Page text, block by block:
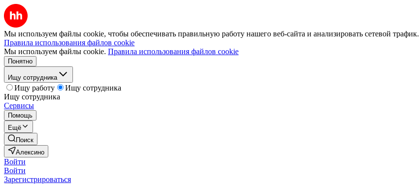
Мы используем файлы cookie, чтобы обеспечивать правильную работу нашего веб-сайта и анализировать сетевой трафик.
Правила использования файлов cookie
Мы используем файлы cookie. Правила использования файлов cookie
Понятно
Ищу сотрудника
Ищу работу
Ищу сотрудника
Ищу сотрудника
Сервисы
Помощь
Ещё
Поиск
Алексино
Войти
Войти
Зарегистрироваться